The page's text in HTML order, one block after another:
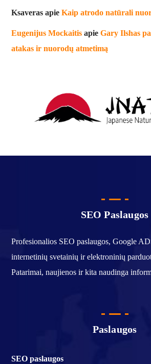
Ksaveras apieKaip atrodo natūrali
Eugenijus Mockaitis apieGary Ilshas
atakas ir nuorodų atmetimą
SEO Paslaugos
Profesionalios SEO paslaugos, Google
internetinių svetainių ir elektroninių
Patarimai, naujienos ir kita naudinga
Paslaugos
SEO paslaugos